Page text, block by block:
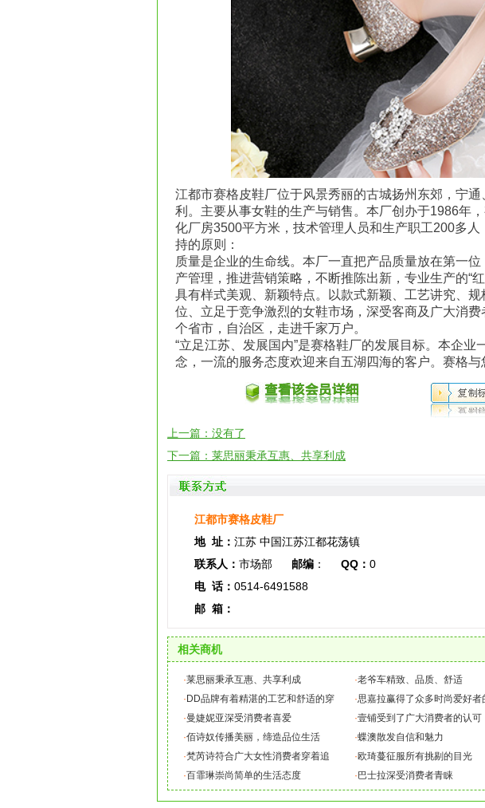
江都市赛格皮鞋厂位于风景秀丽的古城扬州东郊，宁
利。主要从事女鞋的生产与销售。本厂创办于1986年
化厂房3500平方米，技术管理人员和生产职工200多
持的原则：
质量是企业的生命线。本厂一直把产品质量放在第一
产管理，推进营销策略，不断推陈出新，专业生产的“
具有样式美观、新颖特点。以款式新颖、工艺讲究、
位、立足于竞争激烈的女鞋市场，深受客商及广大消
个省市，自治区，走进千家万户。
“立足江苏、发展国内”是赛格鞋厂的发展目标。本企
念，一流的服务态度欢迎来自五湖四海的客户。赛格与
上一篇：没有了
下一篇： 莱思丽秉承互惠、共享利成
江都市赛格皮鞋厂
地 址： 江苏 中国江苏江都花荡镇
联系人： 市场部 邮编 ： QQ： 0
电 话： 0514-6491588
邮 箱：
相关商机
·莱思丽秉承互惠、共享利成 ·老爷车精致、品质、舒适
· DD品牌有着精湛的工艺和舒适的穿 ·思嘉拉赢得了众多时尚爱好者
·曼婕妮亚深受消费者喜爱 ·壹铺受到了广大消费者的认可
·佰诗奴传播美丽，缔造品位生活 ·蝶澳散发自信和魅力
·梵芮诗符合广大女性消费者穿着追 ·欧琦蔓征服所有挑剔的目光
·百霏琳崇尚简单的生活态度 · 巴士拉深受消费者青睐